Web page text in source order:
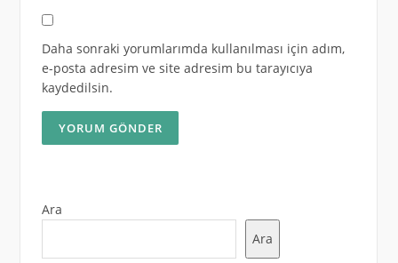
Daha sonraki yorumlarımda kullanılması için adım,
e-posta adresim ve site adresim bu tarayıcıya
kaydedilsin.
Ara
Ara